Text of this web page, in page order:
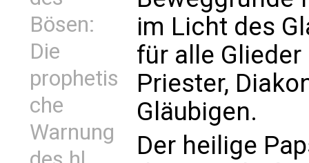
Bösen:
Die
prophetis
che
Warnung
im Licht des
für alle
Priester,
Gläubigen.
Der heilige